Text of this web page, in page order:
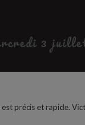
3
précis et rapide.